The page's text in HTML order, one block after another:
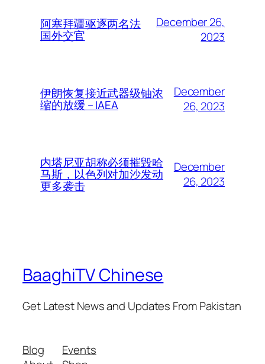
阿塞拜疆驱逐两名法
国外交官
December 26,
2023
伊朗恢复接近武器级铀浓
缩的放缓 – IAEA
December
26, 2023
内塔尼亚胡称必须摧毁哈
马斯，以色列对加沙发动
更多袭击
December
26, 2023
BaaghiTV Chinese
Get Latest News and Updates From Pakistan
Blog
Events